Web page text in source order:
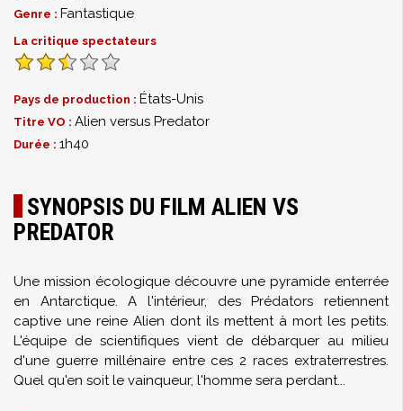
Genre : Fantastique
La critique spectateurs
Pays de production : États-Unis
Titre VO : Alien versus Predator
Durée : 1h40
SYNOPSIS DU FILM ALIEN VS
PREDATOR
Une mission écologique découvre une pyramide enterrée
en Antarctique. A l'intérieur, des Prédators retiennent
captive une reine Alien dont ils mettent à mort les petits.
L'équipe de scientifiques vient de débarquer au milieu
d'une guerre millénaire entre ces 2 races extraterrestres.
Quel qu'en soit le vainqueur, l'homme sera perdant...